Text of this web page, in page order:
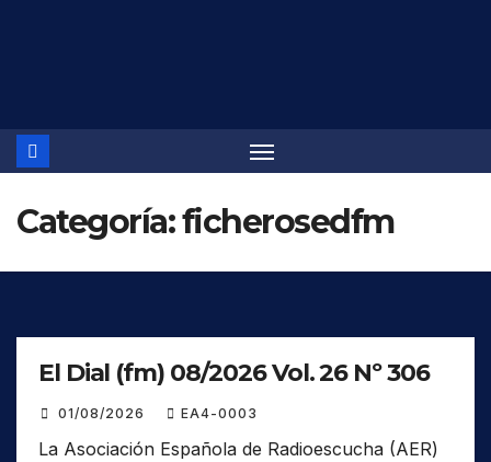
Categoría:ficherosedfm
El Dial (fm) 08/2026 Vol. 26 Nº 306
01/08/2026 EA4-0003
La Asociación Española de Radioescucha (AER)